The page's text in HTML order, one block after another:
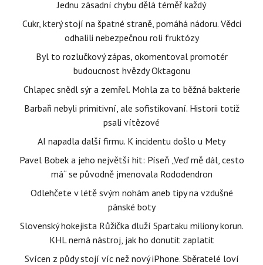
Jednu zásadní chybu dělá téměř každý
Cukr, který stojí na špatné straně, pomáhá nádoru. Vědci
odhalili nebezpečnou roli fruktózy
Byl to rozlučkový zápas, okomentoval promotér
budoucnost hvězdy Oktagonu
Chlapec snědl sýr a zemřel. Mohla za to běžná bakterie
Barbaři nebyli primitivní, ale sofistikovaní. Historii totiž
psali vítězové
AI napadla další firmu. K incidentu došlo u Mety
Pavel Bobek a jeho největší hit: Píseň „Veď mě dál, cesto
má“ se původně jmenovala Rododendron
Odlehčete v létě svým nohám aneb tipy na vzdušné
pánské boty
Slovenský hokejista Růžička dluží Spartaku miliony korun.
KHL nemá nástroj, jak ho donutit zaplatit
Svícen z půdy stojí víc než nový iPhone. Sběratelé loví